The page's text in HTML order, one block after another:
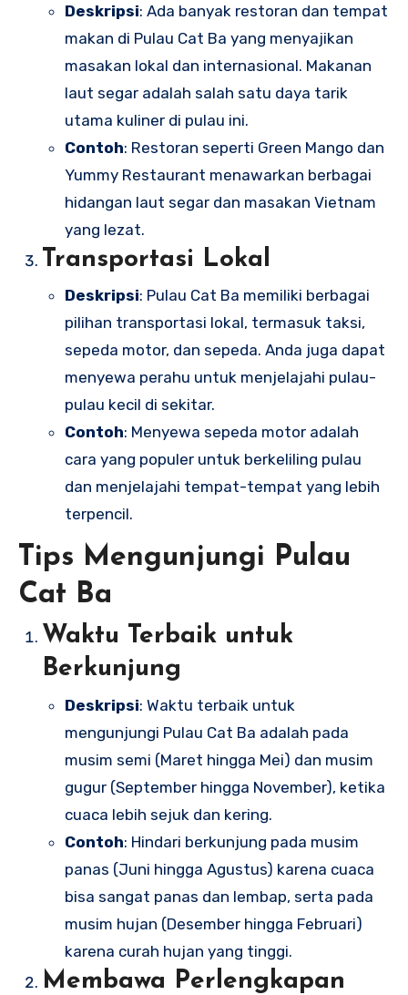
Deskripsi: Ada banyak restoran dan tempat
makan di Pulau Cat Ba yang menyajikan
masakan lokal dan internasional. Makanan
laut segar adalah salah satu daya tarik
utama kuliner di pulau ini.
Contoh: Restoran seperti Green Mango dan
Yummy Restaurant menawarkan berbagai
hidangan laut segar dan masakan Vietnam
yang lezat.
Transportasi Lokal
Deskripsi: Pulau Cat Ba memiliki berbagai
pilihan transportasi lokal, termasuk taksi,
sepeda motor, dan sepeda. Anda juga dapat
menyewa perahu untuk menjelajahi pulau-
pulau kecil di sekitar.
Contoh: Menyewa sepeda motor adalah
cara yang populer untuk berkeliling pulau
dan menjelajahi tempat-tempat yang lebih
terpencil.
Tips Mengunjungi Pulau
Cat Ba
Waktu Terbaik untuk
Berkunjung
Deskripsi: Waktu terbaik untuk
mengunjungi Pulau Cat Ba adalah pada
musim semi (Maret hingga Mei) dan musim
gugur (September hingga November), ketika
cuaca lebih sejuk dan kering.
Contoh: Hindari berkunjung pada musim
panas (Juni hingga Agustus) karena cuaca
bisa sangat panas dan lembap, serta pada
musim hujan (Desember hingga Februari)
karena curah hujan yang tinggi.
Membawa Perlengkapan